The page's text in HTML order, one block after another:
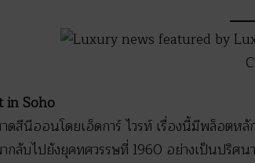
in Soho
ดสีนีออนโดยเอ็ดการ์ ไวรท์ เรื่องนี้มีพล็อตห
กลับไปยังยุคทศวรรษที่ 1960 อย่างเป็นปริศ